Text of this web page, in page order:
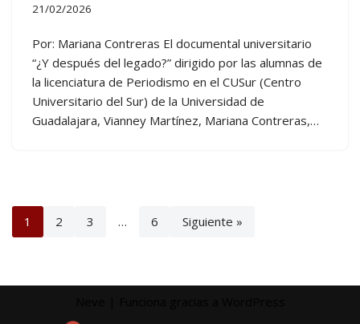
21/02/2026
Por: Mariana Contreras El documental universitario
“¿Y después del legado?” dirigido por las alumnas de
la licenciatura de Periodismo en el CUSur (Centro
Universitario del Sur) de la Universidad de
Guadalajara, Vianney Martínez, Mariana Contreras,…
1 2 3 … 6 Siguiente »